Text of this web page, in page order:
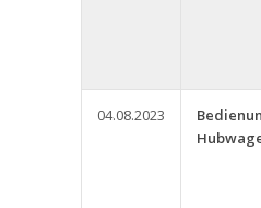
04.08.2023